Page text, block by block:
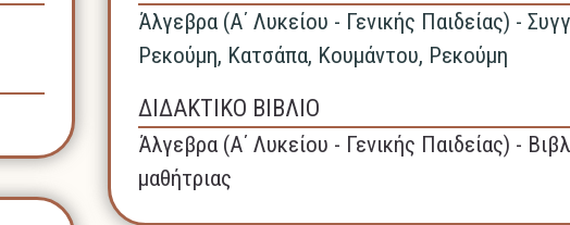
Άλγεβρα (A΄ Λυκείου - Γενικής Παιδείας) -
Ρεκούμη, Κατσάπα, Κουμάντου, Ρεκούμη
ΔΙΔΑΚΤΙΚΟ ΒΙΒΛΙΟ
Άλγεβρα (A΄ Λυκείου - Γενικής Παιδείας) -
μαθήτριας